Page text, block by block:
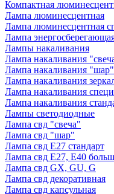
Компактная
Лампа люминесцентная
Лампа люминесцентная
Лампа
Лампы накаливания
Лампа накаливания
Лампа накаливания "шар"
Лампа накаливания
Лампа накаливания
Лампа накаливания
Лампы светодиодные
Лампа свд "свеча"
Лампа свд "шар"
Лампа свд E27 стандарт
Лампа свд E27, Е40
Лампа свд GX, GU, G
Лампа свд декоративная
Лампа свд капсульная